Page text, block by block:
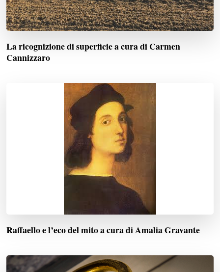
La ricognizione di superficie a cura di Carmen
Cannizzaro
Raffaello e l’eco del mito a cura di Amalia Gravante